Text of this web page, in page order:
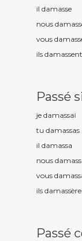
il damasse
nous damass
vous damass
ils damassent
Passé
je damassai
tu damassas
il damassa
nous damass
vous damass
ils damass
Passé